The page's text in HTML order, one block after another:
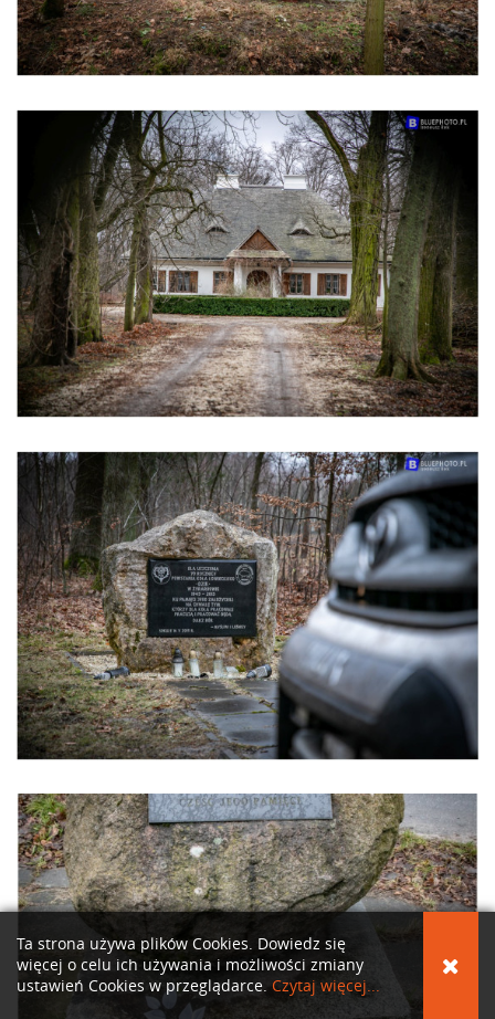
Ta strona używa plików Cookies. Dowiedz się
więcej o celu ich używania i możliwości zmiany
ustawień Cookies w przeglądarce. Czytaj więcej...